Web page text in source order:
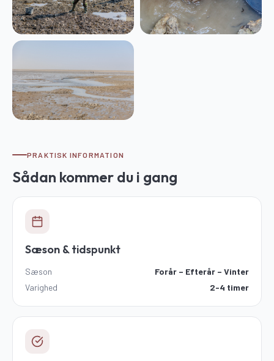
PRAKTISK INFORMATION
Sådan kommer du i gang
Sæson & tidspunkt
Sæson
Forår – Efterår – Vinter
Varighed
2-4 timer